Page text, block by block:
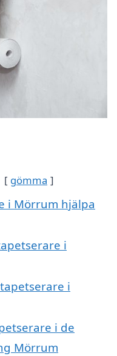
gömma
i Mörrum hjälpa
i
i
i de
Mörrum